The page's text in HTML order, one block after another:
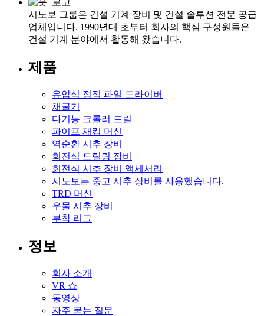
시노보 그룹은 건설 기계 장비 및 건설 솔루션 전문 공급
업체입니다. 1990년대 초부터 회사의 핵심 구성원들은
건설 기계 분야에서 활동해 왔습니다.
제품
유압식 정적 파일 드라이버
채굴기
다기능 크롤러 드릴
파이프 재킹 머신
역순환 시추 장비
회전식 드릴링 장비
회전식 시추 장비 액세서리
시노보는 중고 시추 장비를 사용했습니다.
TRD 머신
우물 시추 장비
부착 리그
정보
회사 소개
VR 쇼
동영상
자주 묻는 질문